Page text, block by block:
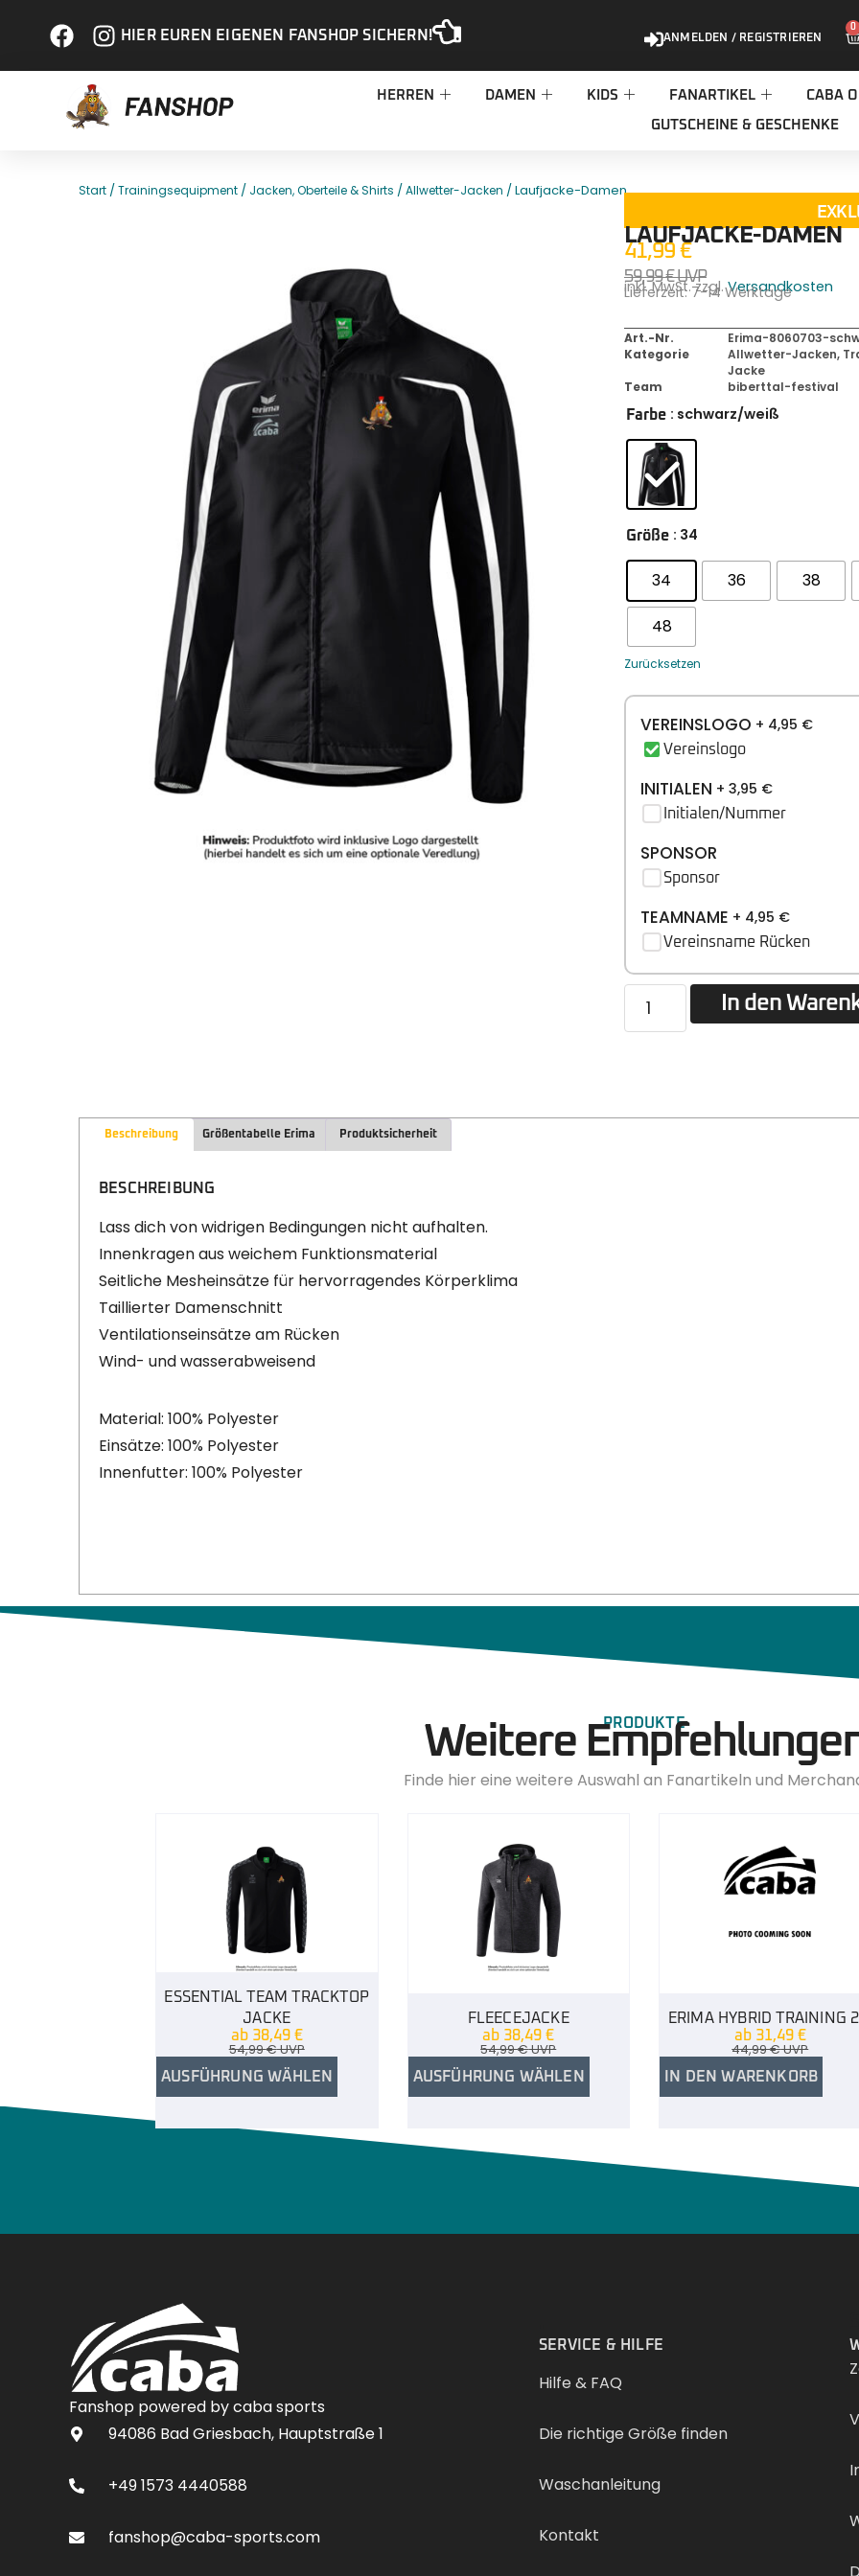
HIER EUREN EIGENEN FANSHOP SICHERN! ANMELDEN / REGISTRIEREN
0
HERREN DAMEN KIDS FANARTIKEL CABA
GUTSCHEINE & GESCHENKE
Start /Trainingsequipment / Jacken, Oberteile & Shirts /Allwetter-Jacken / Laufjacke-Damen
LAUFJACKE-DAMEN
41,99€
59,99€UVP
inkl. MwSt. zzgl.Versandkosten
Lieferzeit:7-14 Werktage
Art.-Nr.
Erima-8060703-
Kategorie
Allwetter-Jacken,
Jacke
Team
biberttal-festival
Farbe : schwarz/weiß
Größe : 34
34 36 38
48
Zurücksetzen
VEREINSLOGO + 4,95 €
Vereinslogo
INITIALEN + 3,95 €
Initialen/Nummer
SPONSOR
Sponsor
TEAMNAME + 4,95 €
Vereinsname Rücken
In den
Beschreibung Größentabelle Erima Produktsicherheit
BESCHREIBUNG
Lass dich von widrigen Bedingungen nicht aufhalten.
Innenkragen aus weichem Funktionsmaterial
Seitliche Mesheinsätze für hervorragendes Körperklima
Taillierter Damenschnitt
Ventilationseinsätze am Rücken
Wind- und wasserabweisend
Material: 100% Polyester
Einsätze: 100% Polyester
Innenfutter: 100% Polyester
PRODUKTE
Weitere
Finde hier eine weitere Auswahl an Fanartikeln und
ESSENTIAL TEAM TRACKTOP
JACKE
ab 38,49 €
54,99€UVP
AUSFÜHRUNG WÄHLEN
FLEECEJACKE
ab 38,49€
54,99€UVP
AUSFÜHRUNG WÄHLEN
ERIMA HYBRID TRAINING
ab 31,49 €
44,99€UVP
IN DEN WARENKORB
Fanshop powered by caba sports
94086 Bad Griesbach, Hauptstraße 1
+49 1573 4440588
fanshop@caba-sports.com
SERVICE & HILFE
Hilfe & FAQ
Die richtige Größe finden
Waschanleitung
Kontakt